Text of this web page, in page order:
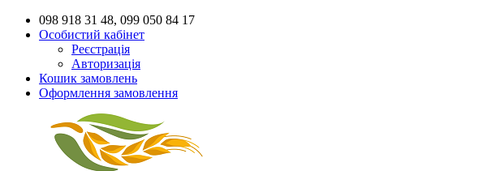
098 918 31 48, 099 050 84 17
Особистий кабінет
Реєстрація
Авторизація
Кошик замовлень
Оформлення замовлення